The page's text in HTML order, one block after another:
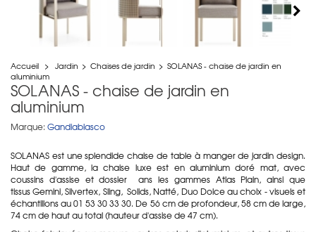
Accueil > Jardin > Chaises de jardin > SOLANAS - chaise de jardin en
aluminium
SOLANAS - chaise de jardin en
aluminium
Marque: Gandiablasco
SOLANAS est une splendide chaise de table à manger de jardin design.
Haut de gamme, la chaise luxe est en aluminium doré mat, avec
coussins d'assise et dossier ans les gammes Atlas Plain, ainsi que
tissus Gemini, Silvertex, Sling, Solids, Natté, Duo Dolce au choix - visuels et
échantillons au 01 53 30 33 30. De 56 cm de profondeur, 58 cm de large,
74 cm de haut au total (hauteur d'assise de 47 cm).